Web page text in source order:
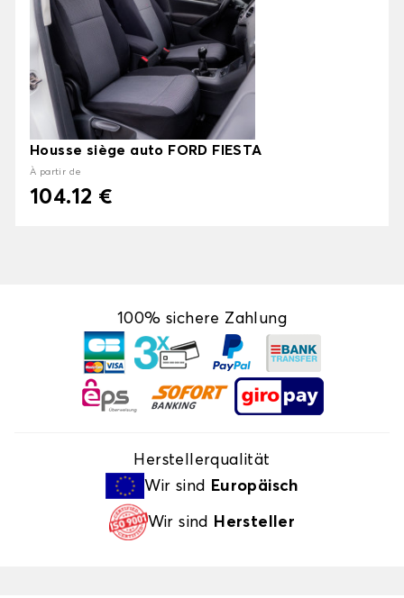
Housse siège auto FORD FIESTA
À partir de
104.12 €
100% sichere Zahlung
Herstellerqualität
Wir sind
Europäisch
Wir sind Hersteller